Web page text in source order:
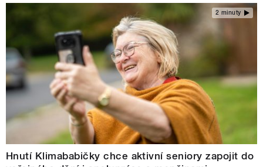
2 minuty
Hnutí Klimababičky chce aktivní seniory zapojit do